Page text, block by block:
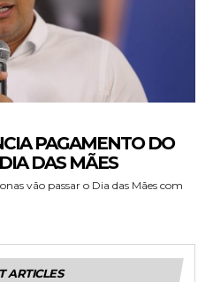
PAGAMENTO DO
DAS MÃES
vão passar o Dia das Mães com
ARTICLES